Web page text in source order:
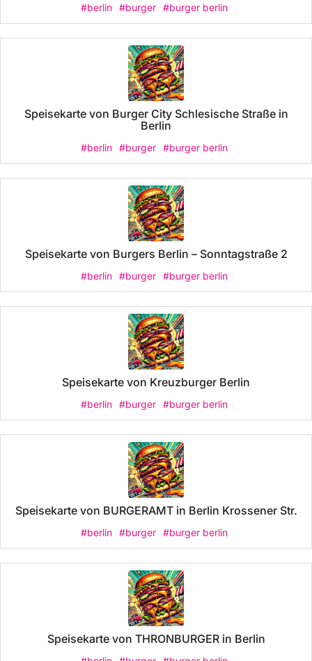
#berlin #burger #burger berlin
Speisekarte von Burger City Schlesische Straße in
Berlin
#berlin #burger #burger berlin
Speisekarte von Burgers Berlin – Sonntagstraße 2
#berlin #burger #burger berlin
Speisekarte von Kreuzburger Berlin
#berlin #burger #burger berlin
Speisekarte von BURGERAMT in Berlin Krossener Str.
#berlin #burger #burger berlin
Speisekarte von THRONBURGER in Berlin